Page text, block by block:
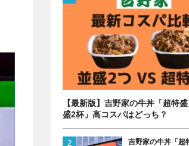
【最新版】吉野家の牛丼「超特
盛2杯」高コスパはどっち？
吉野家の牛丼「超